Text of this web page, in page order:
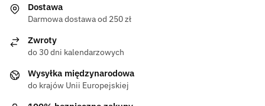
Dostawa
Darmowa dostawa od 250 zł
Zwroty
do 30 dni kalendarzowych
Wysyłka międzynarodowa
do krajów Unii Europejskiej